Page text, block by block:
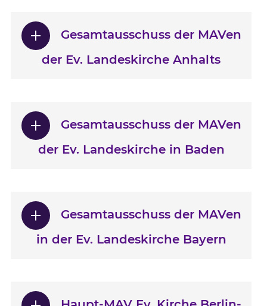
Gesamtausschuss der MAVen
der Ev. Landeskirche Anhalts
Gesamtausschuss der MAVen
der Ev. Landeskirche in Baden
Gesamtausschuss der MAVen
in der Ev. Landeskirche Bayern